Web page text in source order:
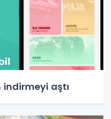
indirmeyi aştı